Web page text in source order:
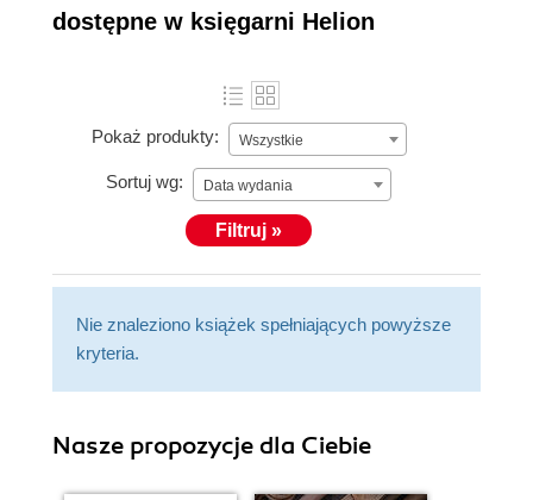
dostępne w księgarni Helion
Pokaż produkty: Wszystkie
Sortuj wg: Data wydania
Filtruj »
Nie znaleziono książek spełniających powyższe
kryteria.
Nasze propozycje dla Ciebie